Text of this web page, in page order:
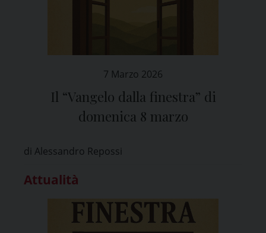
7 Marzo 2026
Il “Vangelo dalla finestra” di
domenica 8 marzo
di Alessandro Repossi
Attualità